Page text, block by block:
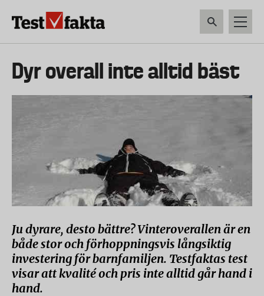
Huvudmeny
ny
Dyr overall inte alltid bäst
Ju dyrare, desto bättre? Vinteroverallen är en
både stor och förhoppningsvis långsiktig
investering för barnfamiljen. Testfaktas test
visar att kvalité och pris inte alltid går hand i
hand.